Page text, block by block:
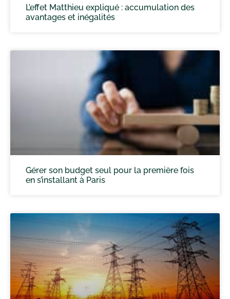
L’effet Matthieu expliqué : accumulation des
avantages et inégalités
Gérer son budget seul pour la première fois
en s’installant à Paris